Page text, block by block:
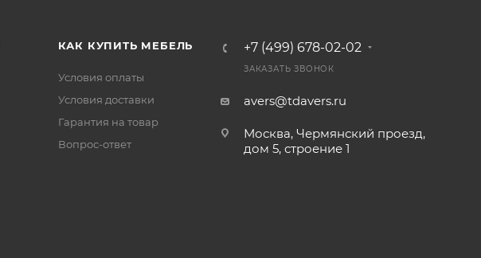
КАК КУПИТЬ МЕБЕЛЬ
Условия оплаты
Условия доставки
Гарантия на товар
Вопрос-ответ
+7 (499) 678-02-02
ЗАКАЗАТЬ ЗВОНОК
avers@tdavers.ru
Москва, Чермянский проезд,
дом 5, строение 1